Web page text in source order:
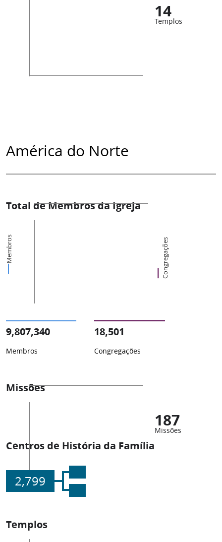
14
Templos
América do Norte
Total de Membros da Igreja
Membros Congregações
9,807,340
Membros
18,501
Congregações
Missões
187
Missões
Centros de História da Família
2,799
Templos